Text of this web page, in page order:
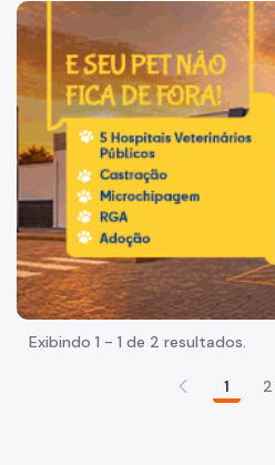
Imagem de um cachorro
Exibindo 1 - 1 de 2 resultados.
1 2